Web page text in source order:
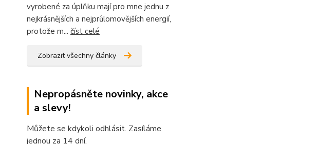
vyrobené za úplňku mají pro mne jednu z
nejkrásnějších a nejprůlomovějších energií,
protože m... číst celé
Zobrazit všechny články
Nepropásněte novinky, akce
a slevy!
Můžete se kdykoli odhlásit. Zasíláme
jednou za 14 dní.